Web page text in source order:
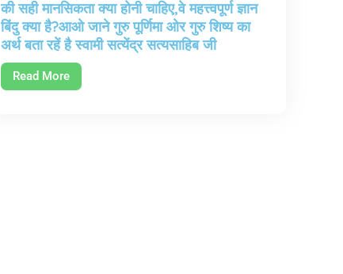
की सही मानसिकता क्या होनी चाहिए,वे महत्त्वपूर्ण ज्ञान
बिंदु क्या है?आओ जाने गुरु पूर्णिमा ओर गुरु शिष्य का
अर्थ बता रहें है स्वामी सत्येंद्र सत्यसाहिब जी
Read More